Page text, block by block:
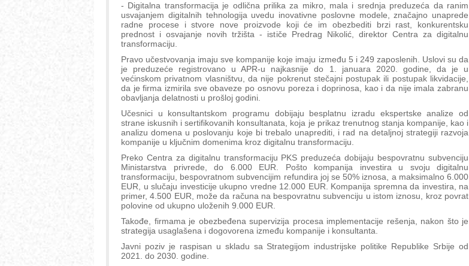
- Digitalna transformacija je odlična prilika za mikro, mala i srednja preduzeća da ranim
usvajanjem digitalnih tehnologija uvedu inovativne poslovne modele, značajno unaprede
radne procese i stvore nove proizvode koji će im obezbediti brzi rast, konkurentsku
prednost i osvajanje novih tržišta - ističe Predrag Nikolić, direktor Centra za digitalnu
transformaciju.
Pravo učestvovanja imaju sve kompanije koje imaju između 5 i 249 zaposlenih. Uslovi su da
je preduzeće registrovano u APR-u najkasnije do 1. januara 2020. godine, da je u
većinskom privatnom vlasništvu, da nije pokrenut stečajni postupak ili postupak likvidacije,
da je firma izmirila sve obaveze po osnovu poreza i doprinosa, kao i da nije imala zabranu
obavljanja delatnosti u prošloj godini.
Učesnici u konsultantskom programu dobijaju besplatnu izradu ekspertske analize od
strane iskusnih i sertifikovanih konsultanata, koja je prikaz trenutnog stanja kompanije, kao i
analizu domena u poslovanju koje bi trebalo unaprediti, i rad na detaljnoj strategiji razvoja
kompanije u ključnim domenima kroz digitalnu transformaciju.
Preko Centra za digitalnu transformaciju PKS preduzeća dobijaju bespovratnu subvenciju
Ministarstva privrede, do 6.000 EUR. Pošto kompanija investira u svoju digitalnu
transformaciju, bespovratnom subvencijim refundira joj se 50% iznosa, a maksimalno 6.000
EUR, u slučaju investicije ukupno vredne 12.000 EUR. Kompanija spremna da investira, na
primer, 4.500 EUR, može da računa na bespovratnu subvenciju u istom iznosu, kroz povrat
polovine od ukupno uloženih 9.000 EUR.
Takođe, firmama je obezbeđena supervizija procesa implementacije rešenja, nakon što je
strategija usaglašena i dogovorena između kompanije i konsultanta.
Javni poziv je raspisan u skladu sa Strategijom industrijske politike Republike Srbije od
2021. do 2030. godine.